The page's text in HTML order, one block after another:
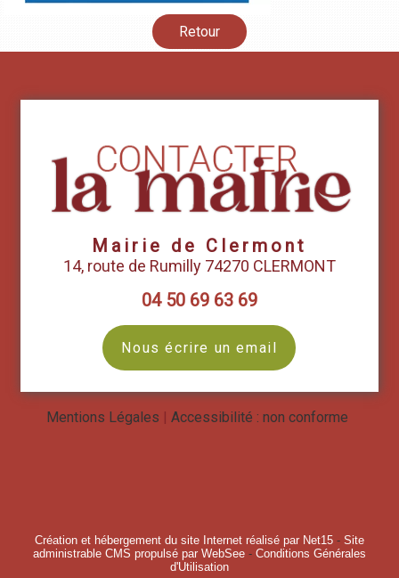
Retour
Mairie de Clermont
14, route de Rumilly 74270 CLERMONT
04 50 69 63 69
Nous écrire un email
Mentions Légales Accessibilité : non conforme
Création et hébergement du site Internet réalisé par Net15 - Site
administrable CMS propulsé par WebSee - Conditions Générales
d'Utilisation